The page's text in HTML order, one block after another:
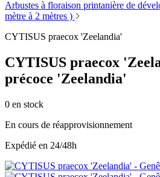
Arbustes à floraison printanière de
mètre à 2 mètres )
CYTISUS praecox 'Zeelandia'
CYTISUS praecox
précoce 'Zeelandia'
0 en stock
En cours de réapprovisionnement
Expédié en 24/48h